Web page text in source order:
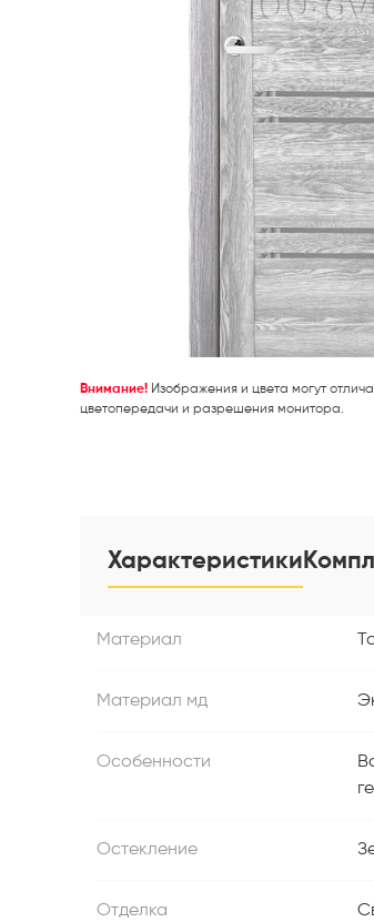
Внимание! Изображения и цвета могут
цветопередачи и разрешения монитора.
Характеристики
Материал
Материал мд
Особенности
Остекление
Отделка